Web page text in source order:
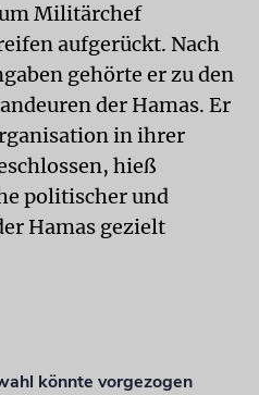
Militärchef
aufgerückt. Nach
gehörte er zu den
der Hamas. Er
in ihrer
hieß
politischer und
Hamas gezielt
könnte vorgezogen